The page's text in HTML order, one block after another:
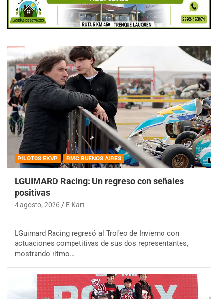
PILOTOS EKVP RMC BUENOS AIRES
LGUIMARD Racing: Un regreso con señales
positivas
4 agosto, 2026 E-Kart
LGuimard Racing regresó al Trofeo de Invierno con
actuaciones competitivas de sus dos representantes,
mostrando ritmo…